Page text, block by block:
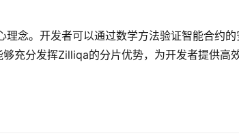
念。开发者可以通过数学方法验证智能合约的
充分发挥Zilliqa的分片优势，为开发者提供高